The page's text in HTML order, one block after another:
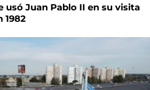
usó Juan Pablo II en su visita
1982